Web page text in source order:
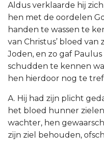
Aldus verklaarde hij
hen met de oordelen
handen te wassen te
van Christus’ bloed
Joden, en zo gaf
schudden te kennen
hen hierdoor nog te
A. Hij had zijn plicht
het bloed hunner
wachter, hen
zijn ziel behouden,